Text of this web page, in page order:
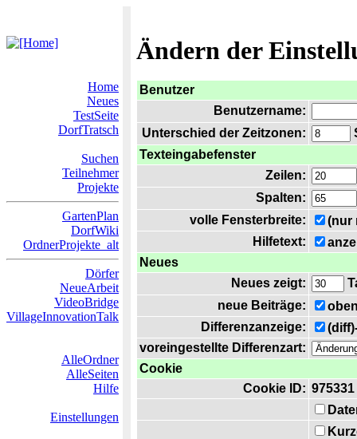
Ändern der
Home
Neues
TestSeite
DorfTratsch
Suchen
Teilnehmer
Projekte
GartenPlan
DorfWiki
OrdnerProjekte_alt
Dörfer
NeueArbeit
VideoBridge
VillageInnovationTalk
AlleOrdner
AlleSeiten
Hilfe
Einstellungen
Benutzer
Benutzername:
Unterschied der Zeitzonen:
Texteingabefenster
Zeilen:
Spalten:
volle Fensterbreite:
(nur
Hilfetext:
Neues
Neues zeigt:
neue Beiträge:
Differenzanzeige:
voreingestellte Differenzart:
Cookie
Cookie ID: 975331